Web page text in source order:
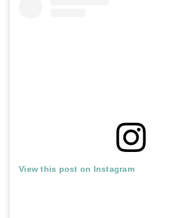
View this post on Instagram